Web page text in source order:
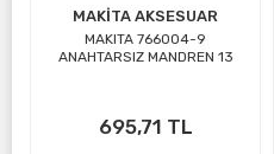
MAKİTA AKSESUAR
MAKITA 766004-9
ANAHTARSIZ MANDREN 13
695,71 TL